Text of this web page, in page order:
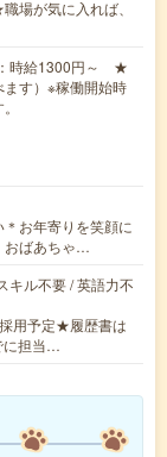
が気に入れば、
時給1300円～ ★
す）※稼働開始時
お年寄りを笑顔に
おばあちゃ…
キル不要 / 英語力不
用予定★履歴書は
に担当…